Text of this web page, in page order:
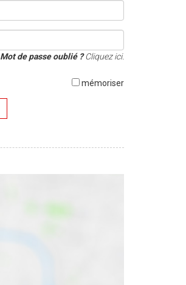
Mot de passe oublié ?Cliquez ici.
mémoriser